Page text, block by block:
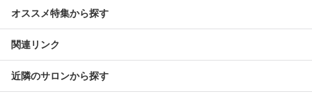
オススメ特集から探す
関連リンク
近隣のサロンから探す